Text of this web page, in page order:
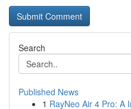
Search
Published News
1 RayNeo Air 4 Pro: A